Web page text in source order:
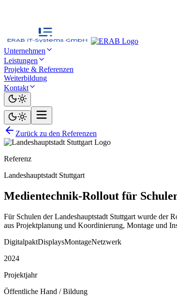
Unternehmen
Leistungen
Projekte & Referenzen
Weiterbildung
Kontakt
Zurück zu den Referenzen
Referenz
Landeshauptstadt Stuttgart
Medientechnik-Rollout für
Für Schulen der Landeshauptstadt Stuttgart wurde der
aus Projektplanung und Koordinierung, Montage und
DigitalpaktDisplaysMontageNetzwerk
2024
Projektjahr
Öffentliche Hand / Bildung